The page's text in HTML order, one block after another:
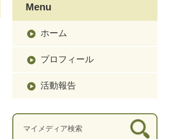
Menu
ホーム
プロフィール
活動報告